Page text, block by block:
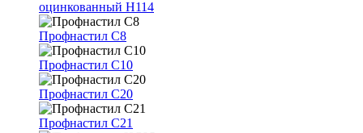
оцинкованный Н114
Профнастил С8
Профнастил С10
Профнастил С20
Профнастил С21